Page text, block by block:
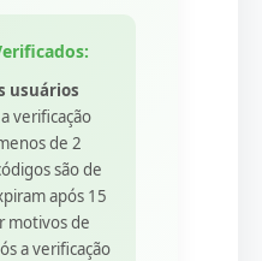
usuários
verificação
de 2
são de
após 15
motivos de
a verificação